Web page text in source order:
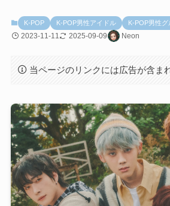
K-POP K-POP男性アイドル K-POP男性
2023-11-11 2025-09-09 Neon
当ページのリンクには広告が含ま